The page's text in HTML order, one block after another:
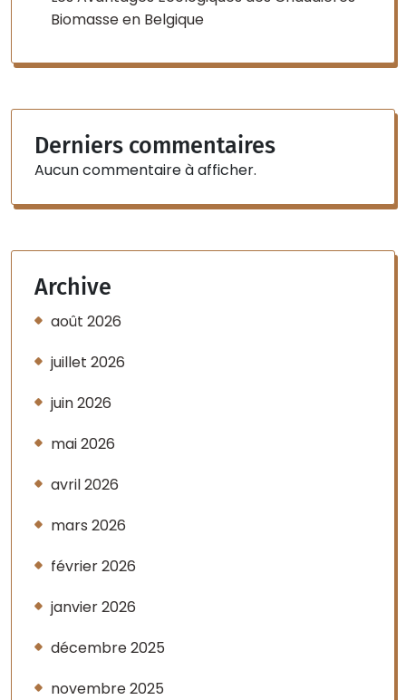
Biomasse en Belgique
Derniers commentaires
Aucun commentaire à afficher.
Archive
août 2026
juillet 2026
juin 2026
mai 2026
avril 2026
mars 2026
février 2026
janvier 2026
décembre 2025
novembre 2025